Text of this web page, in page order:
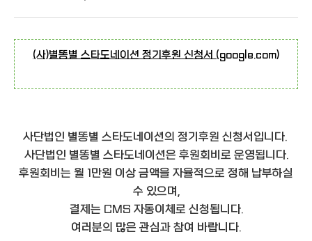
(사)별똥별 스타도네이션 정기후원 신청서 (google.com)
사단법인 별똥별 스타도네이션의 정기후원 신청서입니다.
사단법인 별똥별 스타도네이션은 후원회비로 운영됩니다.
후원회비는 월 1만원 이상 금액을 자율적으로 정해 납부하실
수 있으며,
결제는 CMS 자동이체로 신청됩니다.
여러분의 많은 관심과 참여 바랍니다.